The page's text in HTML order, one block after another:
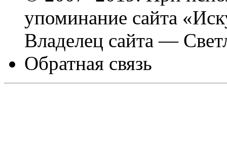
упоминание сайта
Владелец сайта —
Обратная связь